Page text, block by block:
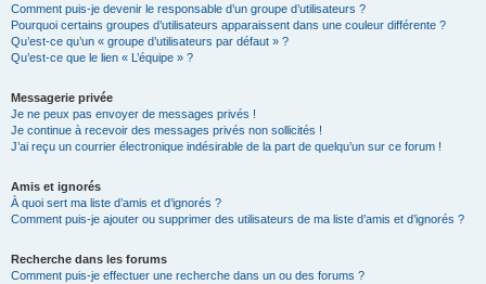
Comment puis-je devenir le responsable d’un groupe d’utilisateurs ?
Pourquoi certains groupes d’utilisateurs apparaissent dans une couleur différente ?
Qu’est-ce qu’un « groupe d’utilisateurs par défaut » ?
Qu’est-ce que le lien « L’équipe » ?
Messagerie privée
Je ne peux pas envoyer de messages privés !
Je continue à recevoir des messages privés non sollicités !
J’ai reçu un courrier électronique indésirable de la part de quelqu’un sur ce forum !
Amis et ignorés
À quoi sert ma liste d’amis et d’ignorés ?
Comment puis-je ajouter ou supprimer des utilisateurs de ma liste d’amis et d’ignorés ?
Recherche dans les forums
Comment puis-je effectuer une recherche dans un ou des forums ?